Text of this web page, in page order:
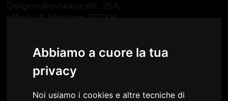
Abbiamo a cuore la tua
privacy
Noi usiamo i cookies e altre tecniche di
Dolgorukovskaya str., 25A,
office 43, Moscow, 127006
E-Mailinfo@spazioitalia.ru
Telegram